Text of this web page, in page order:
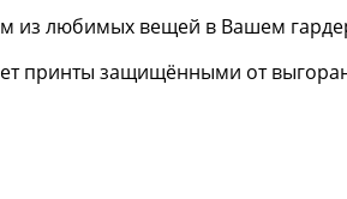
из любимых вещей в Вашем
принты защищёнными от